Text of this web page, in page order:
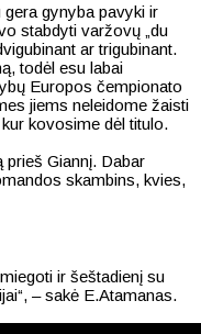
gera gynyba pavyki ir
stabdyti varžovų „du
ar trigubinant.
todėl esu labai
Europos čempionato
jiems neleidome žaisti
kovosime dėl titulo.
prieš Giannį. Dabar
skambins, kvies,
ir šeštadienį su
– sakė E.Atamanas.